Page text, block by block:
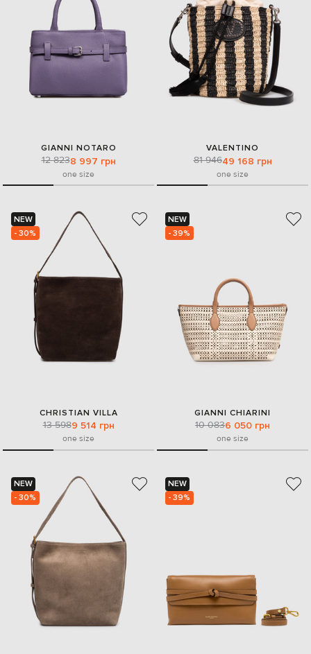
GIANNI NOTARO
12 8238 997 грн
one size
VALENTINO
81 94649 168 грн
one size
NEW
- 30%
CHRISTIAN VILLA
13 5989 514 грн
one size
NEW
- 39%
GIANNI CHIARINI
10 0836 050 грн
one size
NEW
- 30%
NEW
- 39%